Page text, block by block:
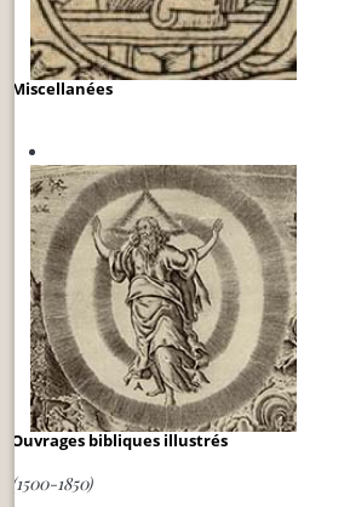
Miscellanées
Ouvrages bibliques illustrés
(1500-1850)